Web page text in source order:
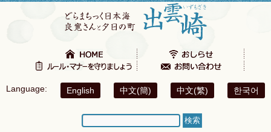
Language: English 中文(簡) 中文(繁) 한국어